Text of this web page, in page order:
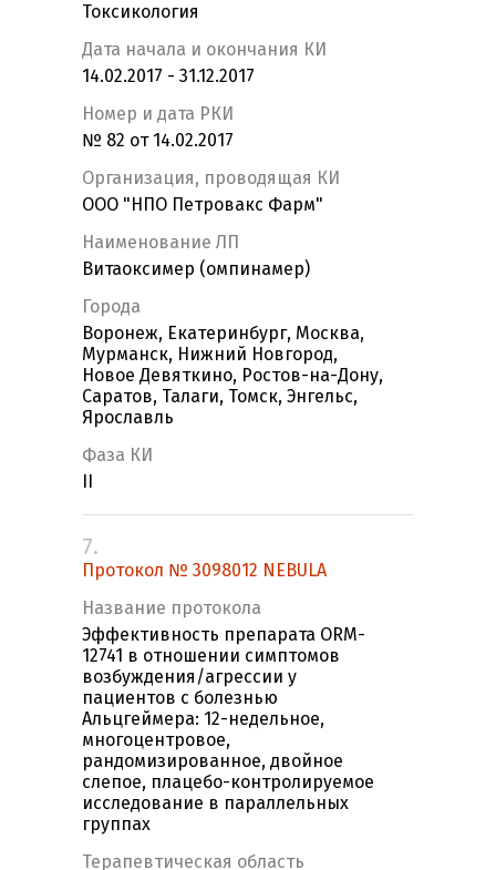
Токсикология
Дата начала и окончания КИ
14.02.2017 - 31.12.2017
Номер и дата РКИ
№ 82 от 14.02.2017
Организация, проводящая КИ
ООО "НПО Петровакс Фарм"
Наименование ЛП
Витаоксимер (омпинамер)
Города
Воронеж, Екатеринбург, Москва,
Мурманск, Нижний Новгород,
Новое Девяткино, Ростов-на-Дону,
Саратов, Талаги, Томск, Энгельс,
Ярославль
Фаза КИ
7.
Протокол № 3098012 NEBULA
Название протокола
Эффективность препарата ORM-
12741 в отношении симптомов
возбуждения/агрессии у
пациентов с болезнью
Альцгеймера: 12-недельное,
многоцентровое,
рандомизированное, двойное
слепое, плацебо-контролируемое
исследование в параллельных
группах
Терапевтическая область